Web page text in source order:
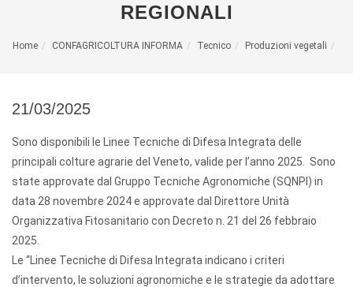
REGIONALI
Home CONFAGRICOLTURA INFORMA Tecnico Produzioni vegetali
21/03/2025
Sono disponibili le Linee Tecniche di Difesa Integrata delle
principali colture agrarie del Veneto, valide per l’anno 2025. Sono
state approvate dal Gruppo Tecniche Agronomiche (SQNPI) in
data 28 novembre 2024 e approvate dal Direttore Unità
Organizzativa Fitosanitario con Decreto n. 21 del 26 febbraio
2025.
Le “Linee Tecniche di Difesa Integrata indicano i criteri
d’intervento, le soluzioni agronomiche e le strategie da adottare